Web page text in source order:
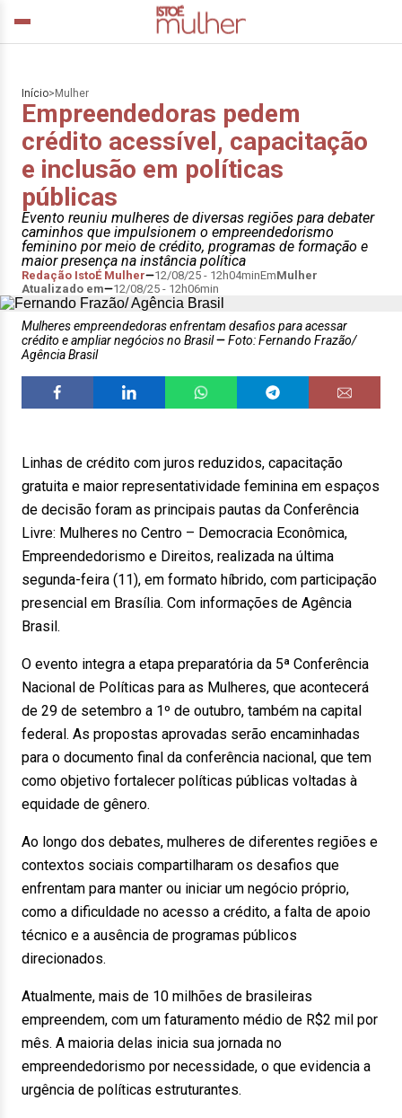
Início> Mulher
Empreendedoras pedem
crédito acessível, capacitação
e inclusão em políticas
públicas
Evento reuniu mulheres de diversas regiões para debater
caminhos que impulsionem o empreendedorismo
feminino por meio de crédito, programas de formação e
maior presença na instância política
Redação IstoÉ Mulher 12/08/25 - 12h04minEmMulher
Atualizado em
12/08/25 - 12h06min
Mulheres empreendedoras enfrentam desafios para acessar
crédito e ampliar negócios no Brasil
Foto: Fernando Frazão/
Agência Brasil
Linhas de crédito com juros reduzidos, capacitação
gratuita e maior representatividade feminina em espaços
de decisão foram as principais pautas da Conferência
Livre: Mulheres no Centro – Democracia Econômica,
Empreendedorismo e Direitos, realizada na última
segunda-feira (11), em formato híbrido, com participação
presencial em Brasília. Com informações de Agência
Brasil.
O evento integra a etapa preparatória da 5ª Conferência
Nacional de Políticas para as Mulheres, que acontecerá
de 29 de setembro a 1º de outubro, também na capital
federal. As propostas aprovadas serão encaminhadas
para o documento final da conferência nacional, que tem
como objetivo fortalecer políticas públicas voltadas à
equidade de gênero.
Ao longo dos debates, mulheres de diferentes regiões e
contextos sociais compartilharam os desafios que
enfrentam para manter ou iniciar um negócio próprio,
como a dificuldade no acesso a crédito, a falta de apoio
técnico e a ausência de programas públicos
direcionados.
Atualmente, mais de 10 milhões de brasileiras
empreendem, com um faturamento médio de R$2 mil por
mês. A maioria delas inicia sua jornada no
empreendedorismo por necessidade, o que evidencia a
urgência de políticas estruturantes.